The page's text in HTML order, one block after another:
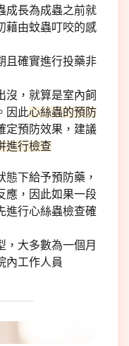
成長為成蟲之前就
藉由蚊蟲叮咬的感
且確實進行投藥非
沒，就算是室內飼
因此心絲蟲的預防
定預防效果，建議
進行檢查
下給予預防藥，
應，因此如果一段
進行心絲蟲檢查確
，大多數為一個月
內工作人員